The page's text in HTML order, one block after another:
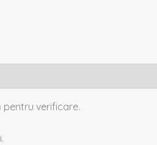
pentru verificare.